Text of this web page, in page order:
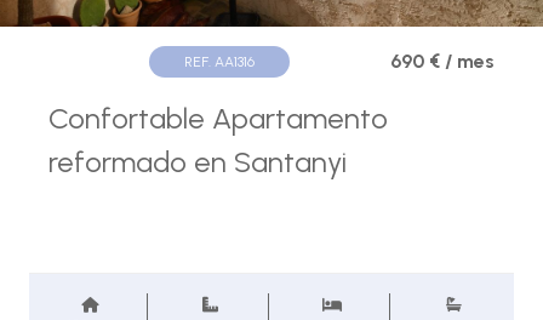
REF. AA1316 690 € / mes
Confortable Apartamento
reformado en Santanyi